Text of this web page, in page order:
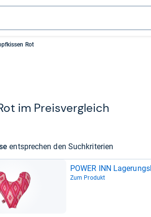
Rot
im Preis­ver­gleich
ent­spre­chen den Such­kri­te­rien
POWER INN
Zum Produkt